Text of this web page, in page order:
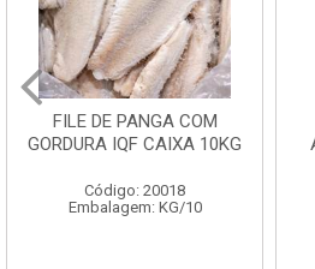
FILE DE PANGA COM
GORDURA IQF CAIXA 10KG
Código: 20018
Embalagem: KG/10